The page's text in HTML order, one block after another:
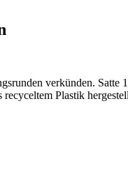
verkünden.
Plastik